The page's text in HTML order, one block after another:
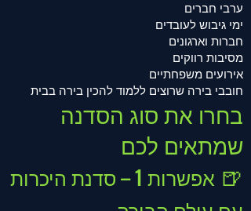
ערבי חברים
ימי גיבוש לעובדים
חברות וארגונים
מסיבות רווקים
אירועים משפחתיים
חובבי בירה שרוצים ללמוד להכין בירה בבית
בחרו את סוג הסדנה
שמתאים לכם
🍺
אפשרות 1 – סדנת היכרות